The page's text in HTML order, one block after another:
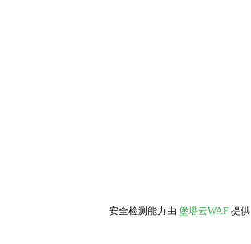
安全检测能力由 堡塔云WAF 提供